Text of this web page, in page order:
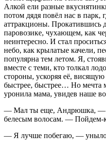
Алкой ели разные
потом дядя повёл нас в парк,
аттракционы. Прокатившись
паровозике, чухающем, как
неинтересно. И стал
небо, как крылатые качели,
популярна тем летом. Я,
вместе с теми, кто толкал
стороны, ускоряя её,
быстрее, быстрее… Но мечта
уронила мама, увидев наше
— Мал ты еще, Андрюшка, —
белесым волосам. — Пойдем-
— Я лучше побегаю, — уныло